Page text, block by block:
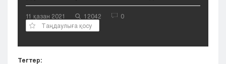
11 қазан 2021 12042
0
Таңдаулыға қосу
Тегтер: